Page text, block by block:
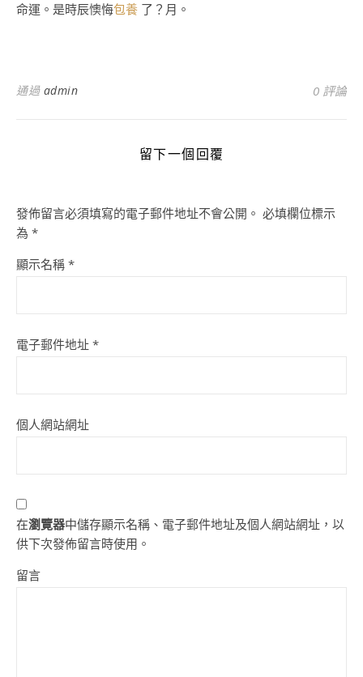
命運。是時辰懊悔包養 了？月。
通過 admin 0 評論
留下一個回覆
發佈留言必須填寫的電子郵件地址不會公開。 必填欄位標示
為 *
顯示名稱 *
電子郵件地址 *
個人網站網址
在瀏覽器中儲存顯示名稱、電子郵件地址及個人網站網址，以
供下次發佈留言時使用。
留言